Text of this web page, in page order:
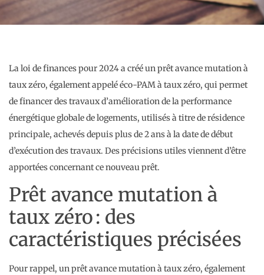
La loi de finances pour 2024 a créé un prêt avance mutation à
taux zéro, également appelé éco-PAM à taux zéro, qui permet
de financer des travaux d’amélioration de la performance
énergétique globale de logements, utilisés à titre de résidence
principale, achevés depuis plus de 2 ans à la date de début
d’exécution des travaux. Des précisions utiles viennent d’être
apportées concernant ce nouveau prêt.
Prêt avance mutation à
taux zéro : des
caractéristiques précisées
Pour rappel, un prêt avance mutation à taux zéro, également